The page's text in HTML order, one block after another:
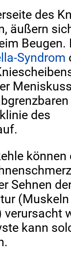
des
äußern
Beugen.
Syndrom
des
können
Sehnen
(Muskeln
verursacht
kann